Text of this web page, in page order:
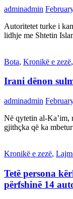
adminadmin
Autoritetet turke i
lidhje me Shtetin
Bota, Kronikë e zezë,
Irani dënon
adminadmin
Në qytetin al-Ka’im,
gjithçka që ka
Kronikë e zezë,
Tetë persona
përfshinë 14